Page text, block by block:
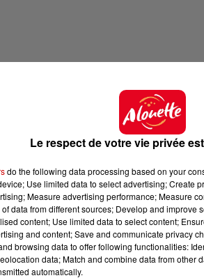
locaux !
FANTÔME !
Le respect de votre vie privée
do the following data processing based on your
Use limited data to select advertising; Create
Measure advertising performance; Measure
data from different sources; Develop and improve
content; Use limited data to select content;
and content; Save and communicate privacy
browsing data to offer following functionalities:
data; Match and combine data from other
automatically.